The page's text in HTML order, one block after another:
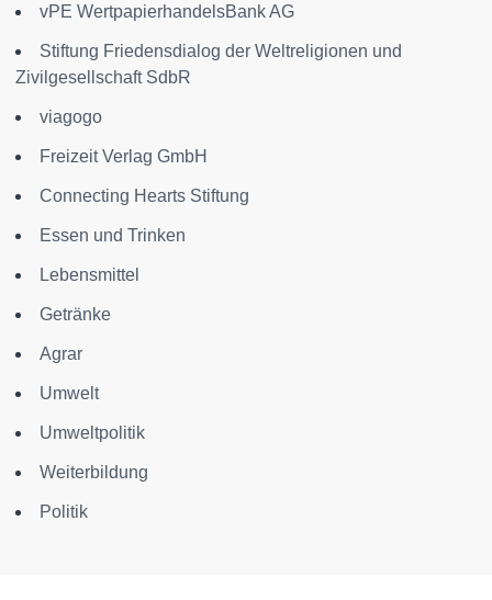
vPE WertpapierhandelsBank AG
Stiftung Friedensdialog der Weltreligionen und
Zivilgesellschaft SdbR
viagogo
Freizeit Verlag GmbH
Connecting Hearts Stiftung
Essen und Trinken
Lebensmittel
Getränke
Agrar
Umwelt
Umweltpolitik
Weiterbildung
Politik